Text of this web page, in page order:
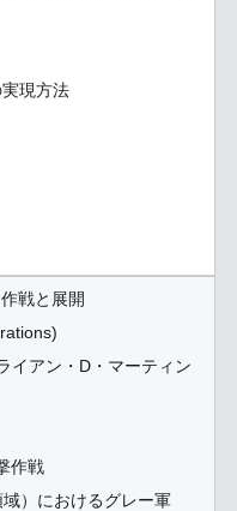
現方法
戦と展開
イアン・D・マーティン
作戦
）におけるグレー軍